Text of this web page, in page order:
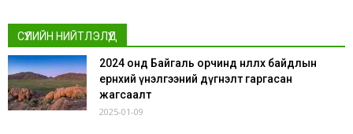
СҮҮЛИЙН НИЙТЛЭЛҮҮД
2024 онд Байгаль орчинд нөлөөлөх байдлын
ерөнхий үнэлгээний дүгнэлт гаргасан
жагсаалт
2025-01-09